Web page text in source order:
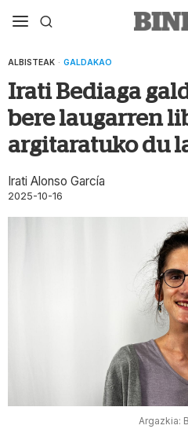
ALBISTEAK · GALDAKAO
Irati Bediaga
bere laugarren
argitaratuko du
Irati Alonso García
2025-10-16
Argazkia: